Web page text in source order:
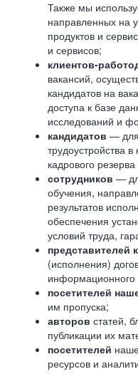
Также мы
направленных на
продуктов и
и сервисов;
клиентов-
вакансий,
кандидатов на
доступа к базе
исследований и
кандидатов — для
трудоустройства
кадрового
сотрудников —
обучения,
результатов
обеспечения
условий труда,
представителей
(исполнения)
информационного
посетителей
им пропуска;
авторов статей,
публикации их
посетителей
ресурсов и